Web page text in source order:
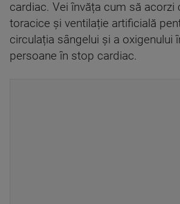
cardiac. Vei învăța cum să acorzi
toracice și ventilație artificială
circulația sângelui și a oxigenului
persoane în stop cardiac.